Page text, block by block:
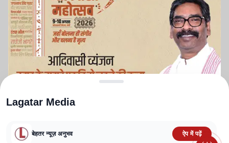
Lagatar Media
बेहतर न्यूज़ अनुभव ऐप में पढ़ें